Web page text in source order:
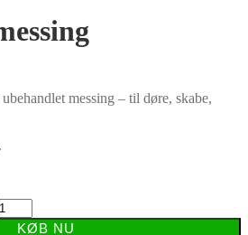
messing – til døre, skabe,
KØB NU